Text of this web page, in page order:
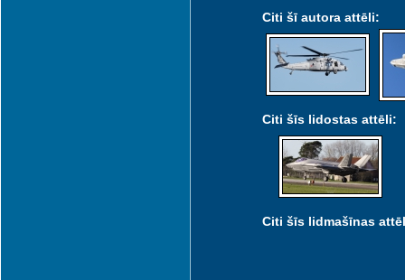
Citi šī autora attēli:
Citi šīs lidostas attēli:
Citi šīs lidmašīnas